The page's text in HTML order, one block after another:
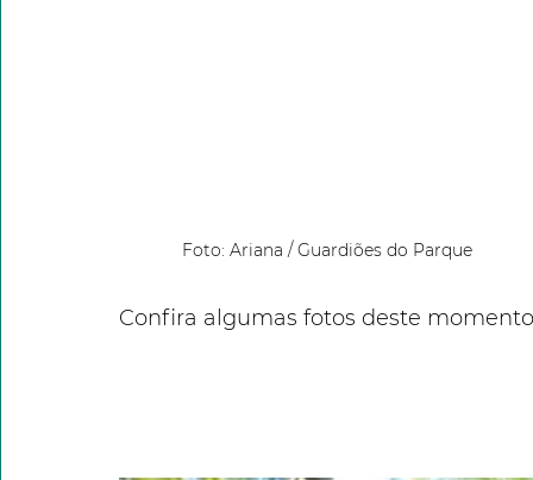
Foto: Ariana / Guardiões do Parque
Confira algumas fotos deste